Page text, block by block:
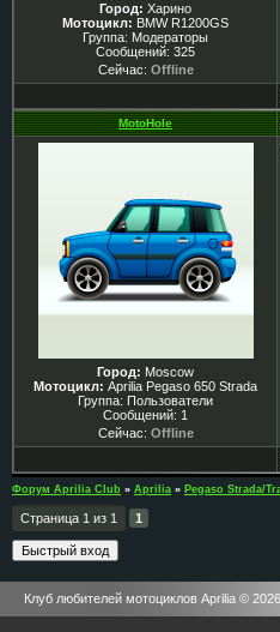
Город: Харино
Мотоцикл: BMW R1200GS
Группа: Модераторы
Сообщений: 325
Сейчас: Offline
MotoHole
Город: Moscow
Мотоцикл: Aprilia Pegaso 650 Strada
Группа: Пользователи
Сообщений: 1
Сейчас: Offline
Форум Aprilia Club » Aprilia » Pegaso Strada/
Страница 1 из 1 1
Клуб любителей мотоциклов Aprilia © 2026